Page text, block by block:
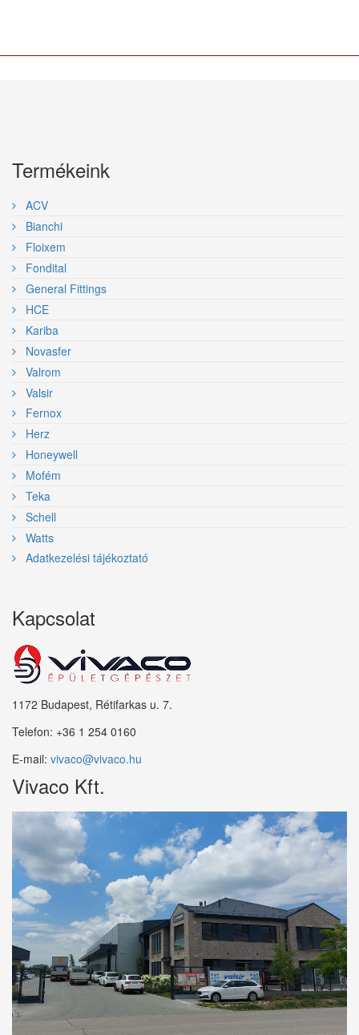
Termékeink
ACV
Bianchi
Floixem
Fondital
General Fittings
HCE
Kariba
Novasfer
Valrom
Valsir
Fernox
Herz
Honeywell
Mofém
Teka
Schell
Watts
Adatkezelési tájékoztató
Kapcsolat
1172 Budapest, Rétifarkas u. 7.
Telefon: +36 1 254 0160
E-mail: vivaco@vivaco.hu
Vivaco Kft.